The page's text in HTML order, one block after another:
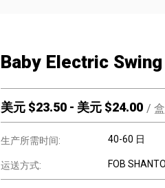
Baby Electric
美元 $23.50 - 美元 $24.00 / 盒
生产所需时间: 40-60 日
运送方式: FOB